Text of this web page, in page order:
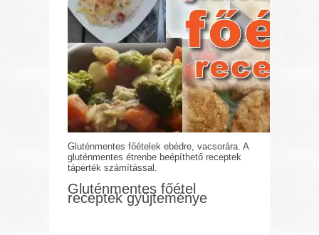
Gluténmentes főételek ebédre, vacsorára. A
gluténmentes étrenbe beépíthető receptek
tápérték számítással.
Gluténmentes főétel
receptek gyűjteménye